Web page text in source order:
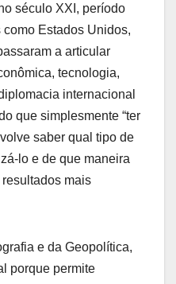
século XXI, período
Estados Unidos,
a articular
tecnologia,
internacional
que simplesmente “ter
saber qual tipo de
lo e de que maneira
mais
e da Geopolítica,
porque permite